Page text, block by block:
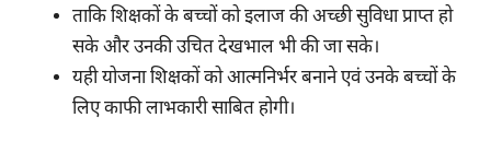
ताकि शिक्षकों के बच्चों को इलाज की अच्छी सुविधा प्राप्त हो
सके और उनकी उचित देखभाल भी की जा सके।
यही योजना शिक्षकों को आत्मनिर्भर बनाने एवं उनके बच्चों के
लिए काफी लाभकारी साबित होगी।